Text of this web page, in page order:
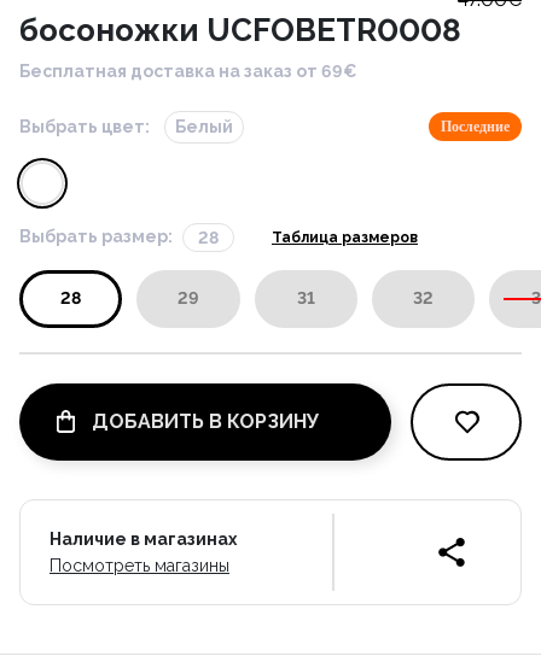
босоножки UCFOBETR0008
Бесплатная доставка на заказ от 69€
Выбрать цвет: Белый Последние
Выбрать размер: 28 Таблица размеров
28 29 31 32
ДОБАВИТЬ В КОРЗИНУ
Наличие в магазинах
Посмотреть магазины